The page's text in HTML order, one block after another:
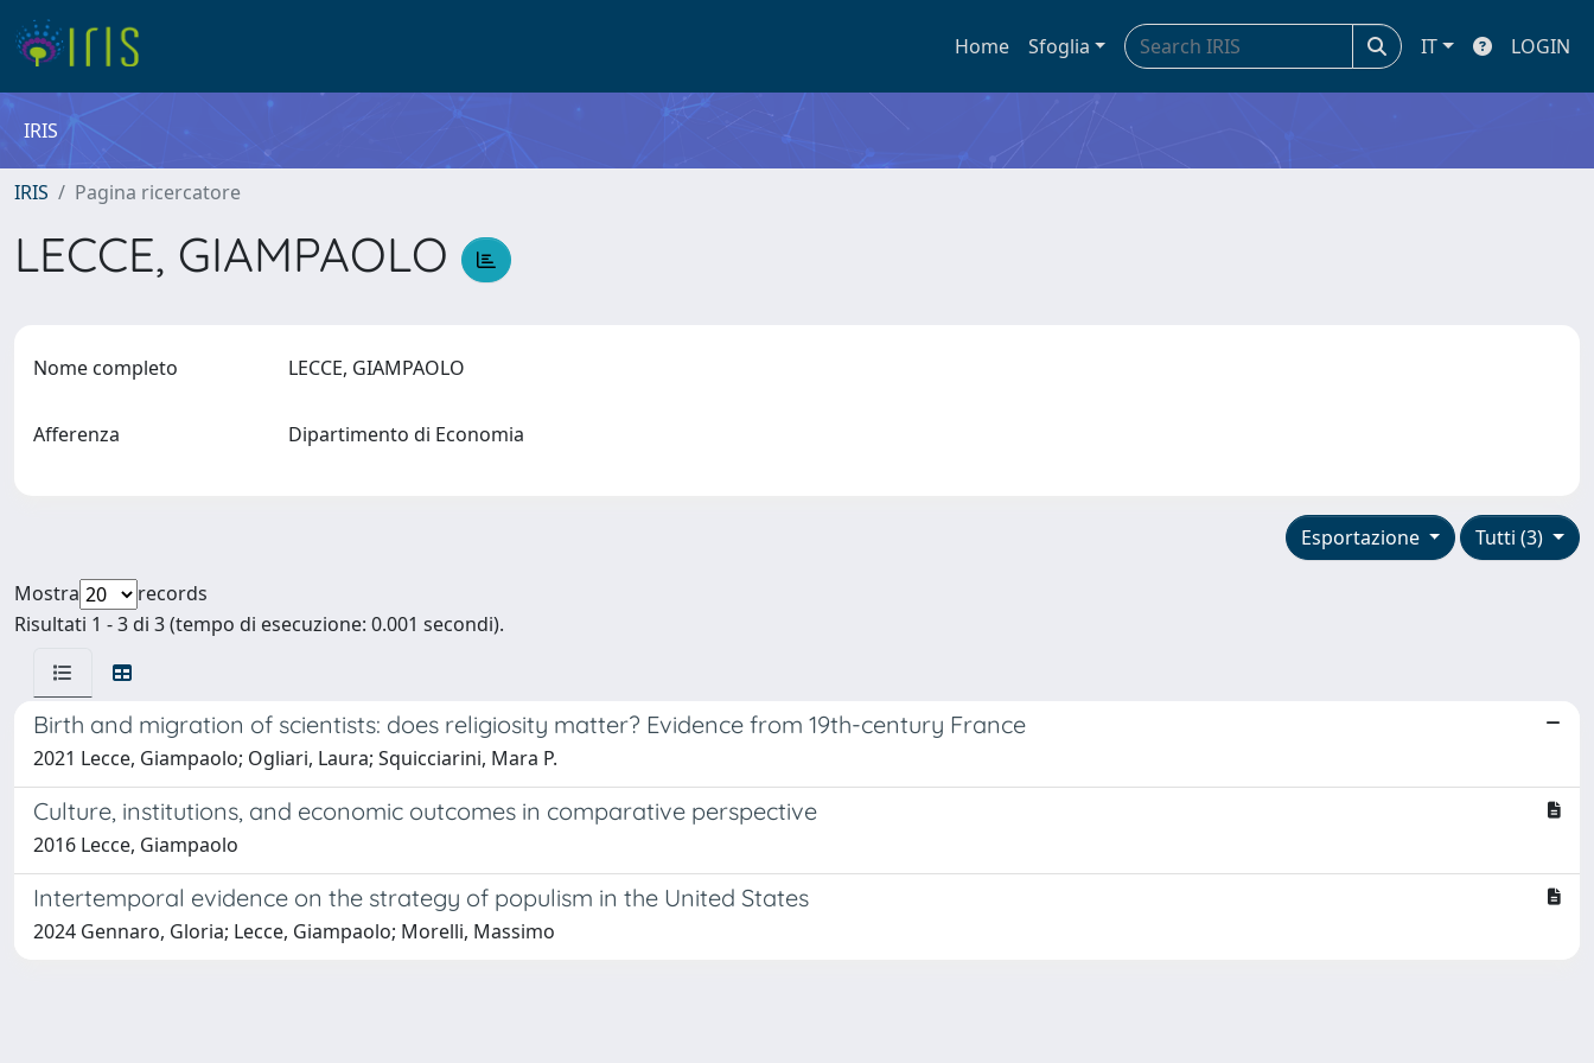
Home Sfoglia IT LOGIN
IRIS
IRIS Pagina ricercatore
LECCE, GIAMPAOLO
Nome completo LECCE, GIAMPAOLO
Afferenza Dipartimento di Economia
Tutti (3)
Esportazione
Mostra
records
Risultati 1 - 3 di 3 (tempo di esecuzione: 0.001 secondi).
Birth and migration of scientists: does religiosity matter? Evidence from 19th-century France
2021 Lecce, Giampaolo; Ogliari, Laura; Squicciarini, Mara P.
Culture, institutions, and economic outcomes in comparative perspective
2016 Lecce, Giampaolo
Intertemporal evidence on the strategy of populism in the United States
2024 Gennaro, Gloria; Lecce, Giampaolo; Morelli, Massimo